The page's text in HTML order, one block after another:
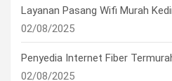
Layanan Pasang Wifi Murah
02/08/2025
Penyedia Internet Fiber
02/08/2025